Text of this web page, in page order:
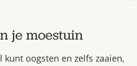
je moestuin
kunt oogsten en zelfs zaaien,